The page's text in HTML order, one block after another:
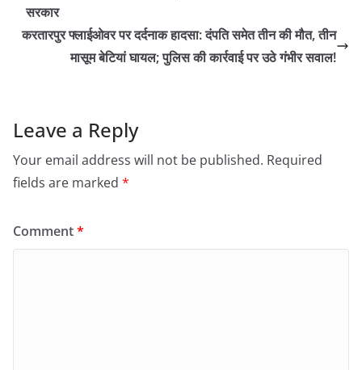
सरकार
करतारपुर फ्लाईओवर पर दर्दनाक हादसा: दंपति समेत तीन की मौत, तीन
मासूम बेटियां घायल; पुलिस की कार्रवाई पर उठे गंभीर सवाल!
Leave a Reply
Your email address will not be published. Required
fields are marked *
Comment*